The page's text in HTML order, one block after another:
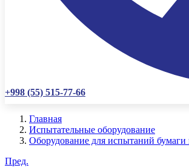
+998 (55) 515-77-66
Главная
Испытательные оборудование
Оборудование для испытаний бумаги
Пред.